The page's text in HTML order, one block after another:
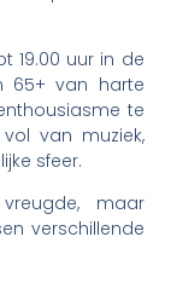
19.00 uur in de
65+ van harte
te
van muziek,
sfeer.
maar
verschillende